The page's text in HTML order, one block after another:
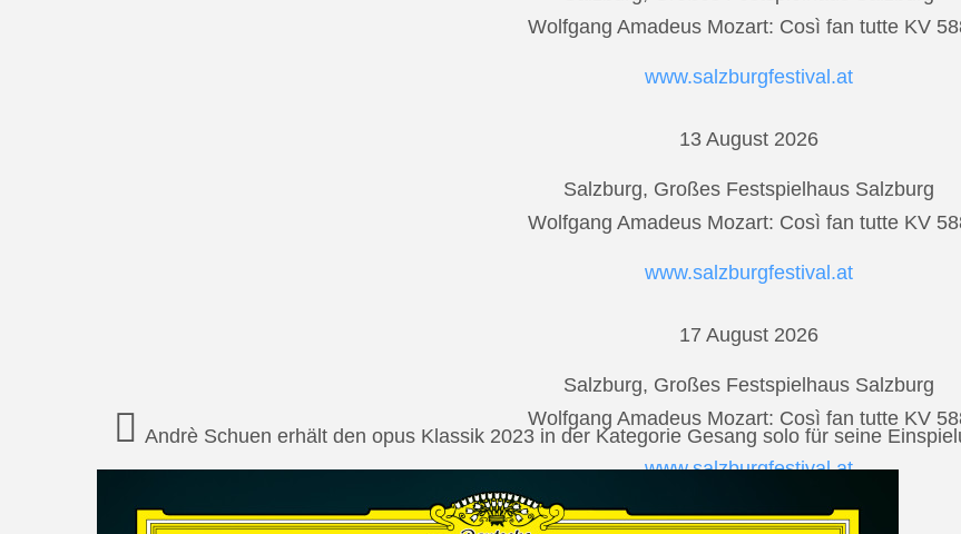
Wolfgang Amadeus Mozart: Così fan tutte KV
www.salzburgfestival.at
13 August 2026
Salzburg, Großes Festspielhaus Salzburg
Wolfgang Amadeus Mozart: Così fan tutte KV
www.salzburgfestival.at
17 August 2026
Salzburg, Großes Festspielhaus Salzburg
Wolfgang Amadeus Mozart: Così fan tutte KV
www.salzburgfestival.at
Andrè Schuen erhält den opus Klassik 2023 in der Kategorie Gesang solo für seine